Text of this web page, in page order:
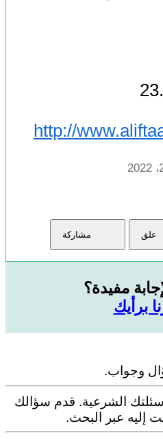
http://
علق مشاركة
مفيدة؟
برأيك
وجواب.
الشرعية. قدم سؤالك
إليه عبر البحث.